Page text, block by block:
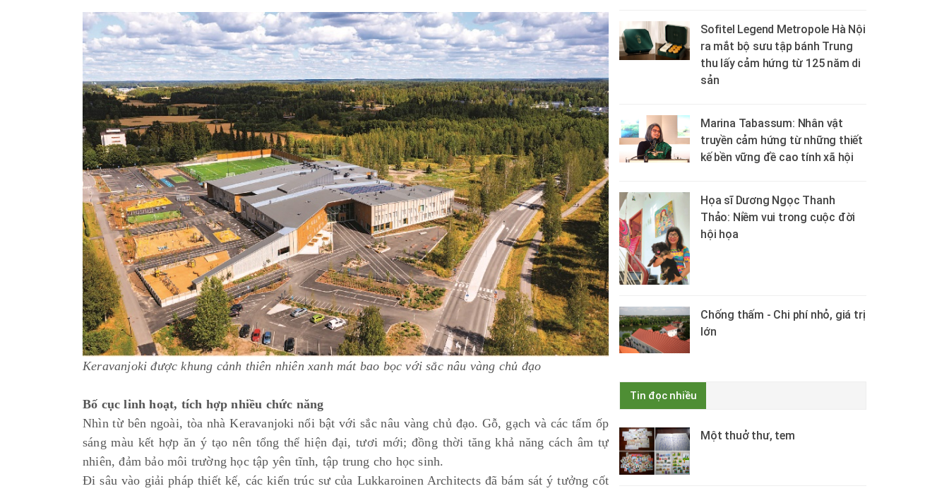
Keravanjoki được khung cảnh thiên nhiên xanh mát bao bọc với sắc nâu vàng chủ đạo
Bố cục linh hoạt, tích hợp nhiều chức năng
Nhìn từ bên ngoài, tòa nhà Keravanjoki nổi bật với sắc nâu vàng chủ đạo. Gỗ, gạch và các tấm ốp
sáng màu kết hợp ăn ý tạo nên tổng thể hiện đại, tươi mới; đồng thời tăng khả năng cách âm tự
nhiên, đảm bảo môi trường học tập yên tĩnh, tập trung cho học sinh.
Đi sâu vào giải pháp thiết kế, các kiến trúc sư của Lukkaroinen Architects đã bám sát ý tưởng cốt
Sofitel Legend Metropole Hà Nội
ra mắt bộ sưu tập bánh Trung
thu lấy cảm hứng từ 125 năm di
sản
Marina Tabassum: Nhân vật
truyền cảm hứng từ những thiết
kế bền vững đề cao tính xã hội
Họa sĩ Dương Ngọc Thanh
Thảo: Niềm vui trong cuộc đời
hội họa
Chống thấm - Chi phí nhỏ, giá trị
lớn
Tin đọc nhiều
Một thuở thư, tem